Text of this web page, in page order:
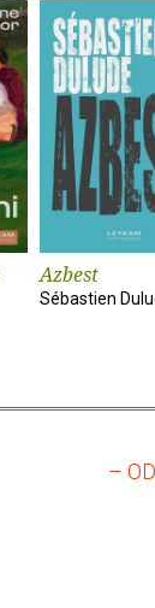
Azbest
Sébastien
–